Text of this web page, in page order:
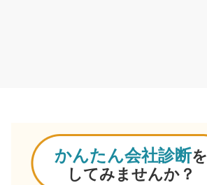
かんたん会社診断を
してみませんか？